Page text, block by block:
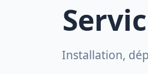
Installation,